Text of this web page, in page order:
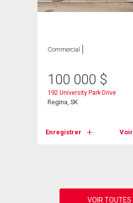
Commercial
100 000 $
192 University Park Drive
Regina, SK
Enregistrer Voir